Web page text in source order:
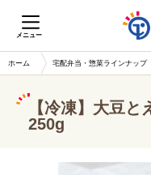
メニュー
ホーム 宅配弁当・惣菜ラインナップ
【冷凍】大豆
250g